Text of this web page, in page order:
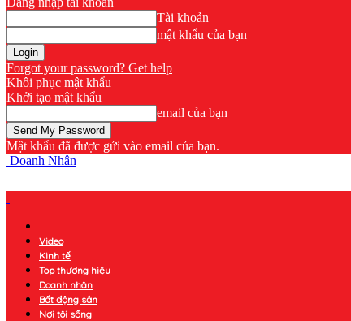
Tài khoản
mật khẩu của bạn
Forgot your password? Get help
Khôi phục mật khẩu
Khởi tạo mật khẩu
email của bạn
Mật khẩu đã được gửi vào email của bạn.
Doanh Nhân
Video
Kinh tế
Top thương hiệu
Doanh nhân
Bất động sản
Nơi tôi sống